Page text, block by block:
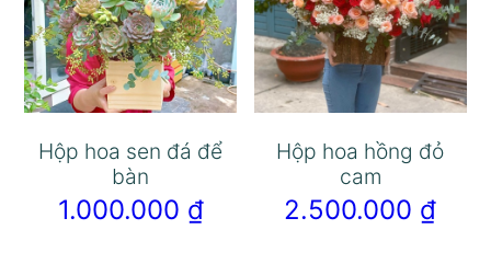
Hộp hoa sen đá để
bàn
1.000.000 ₫
Hộp hoa hồng đỏ
cam
2.500.000 ₫